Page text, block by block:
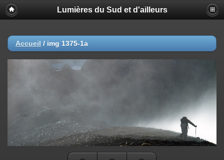
Lumières du Sud et d'ailleurs
Accueil / img 1375-1a